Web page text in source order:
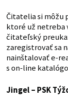
Čitatelia si môžu
ktoré už netreba
čitateľský
zaregistrovať sa
nainštalovať e-
s on-line
Jingel – PSK